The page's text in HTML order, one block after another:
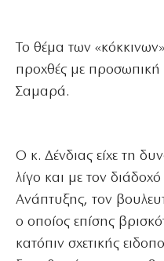
Το θέμα των
προχθές με
Σαμαρά.
Ο κ. Δένδιας είχε τη
λίγο και με τον
Ανάπτυξης, τον
ο οποίος επίσης
κατόπιν σχετικής